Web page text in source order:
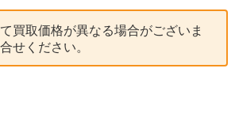
リをつくる」では
ランドであり
もあるフェラーリが
買取価格が異なる場合がございま
せください。